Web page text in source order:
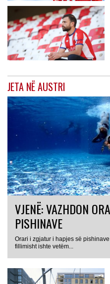
JETA NË AUSTRI
VJENË: VAZHDON
PISHINAVE
Orari i zgjatur i hapjes së
fillimisht ishte vetëm...